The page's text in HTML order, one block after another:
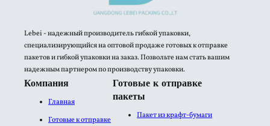
Lebei - надежный производитель гибкой упаковки,
специализирующийся на оптовой продаже готовых к отправке
пакетов и гибкой упаковки на заказ. Позвольте нам стать вашим
надежным партнером по производству упаковки.
Компания
Главная
Готовые к отправке
Готовые к отправке
пакеты
Пакет из крафт-бумаги